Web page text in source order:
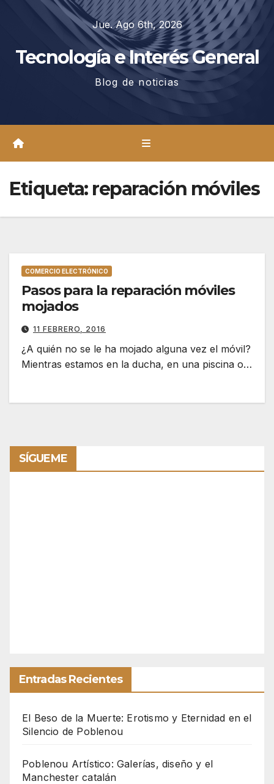
Jue. Ago 6th, 2026
Tecnología e Interés General
Blog de noticias
Etiqueta: reparación móviles
COMERCIO ELECTRÓNICO
Pasos para la reparación móviles
mojados
11 FEBRERO, 2016
¿A quién no se le ha mojado alguna vez el móvil?
Mientras estamos en la ducha, en una piscina o…
SÍGUEME
Entradas Recientes
El Beso de la Muerte: Erotismo y Eternidad en el
Silencio de Poblenou
Poblenou Artístico: Galerías, diseño y el
Manchester catalán